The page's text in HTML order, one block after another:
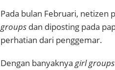
Pada bulan Februari,
groups dan diposting pada
perhatian dari penggemar.
Dengan banyaknya girl groups